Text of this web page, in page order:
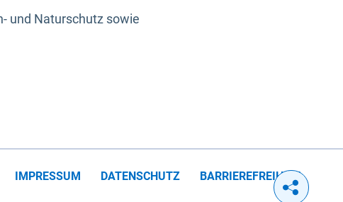
und Naturschutz sowie
IMPRESSUM DATENSCHUTZ BARRIEREFREIHEIT